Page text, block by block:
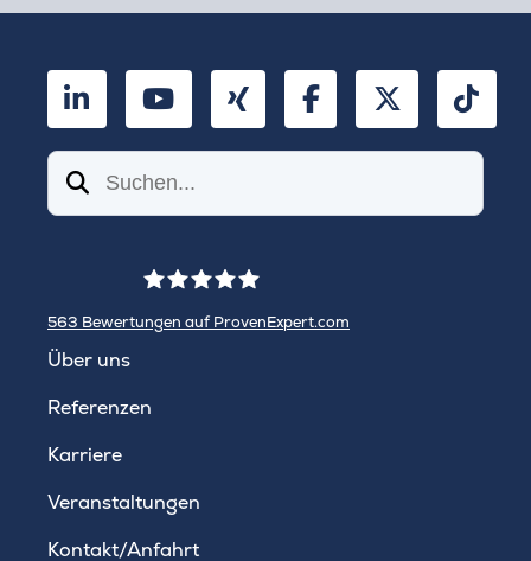
LinkedInYouTubeXing FacebookTwitter
Suchen
563 Bewertungen auf ProvenExpert.com
Über uns
Referenzen
Karriere
Veranstaltungen
Kontakt/Anfahrt